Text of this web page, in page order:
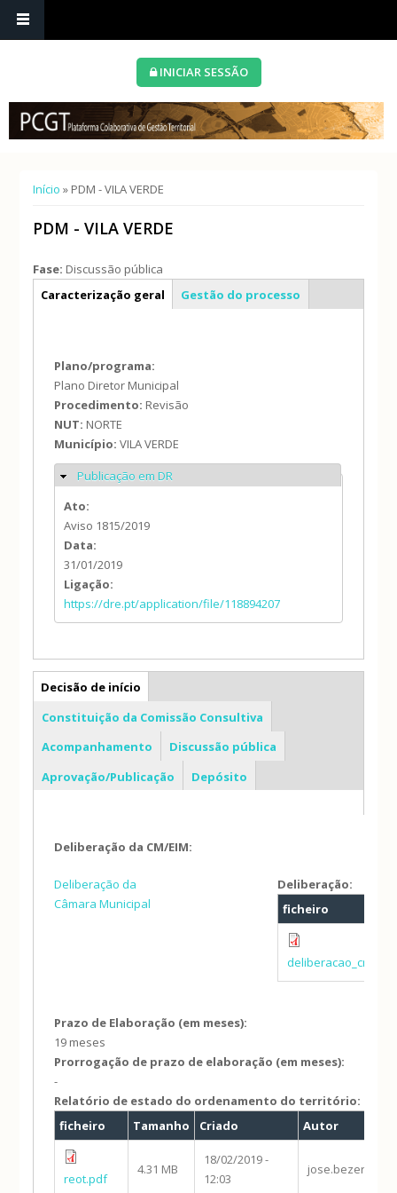
INICIAR SESSÃO
Está aqui
Início » PDM - VILA VERDE
PDM - VILA VERDE
Fase: Discussão pública
Info geral
Caracterização geral Gestão do processo
Plano/programa:
Plano Diretor Municipal
Procedimento: Revisão
NUT: NORTE
Município:VILA VERDE
Ocultar
Publicação em DR
Ato:
Aviso 1815/2019
Data:
31/01/2019
Ligação:
https://dre.pt/application/file/118894207
PDM
Decisão de início
Constituição da Comissão Consultiva
Acompanhamento
Discussão pública
Aprovação/Publicação
Depósito
Deliberação da CM/EIM:
Deliberação da
Câmara Municipal
Deliberação:
ficheiro
Prazo de Elaboração (em meses):
19 meses
Prorrogação de prazo de elaboração (em meses):
-
Relatório de estado do ordenamento do território:
ficheiro
Tamanho Criado Autor
reot.pdf
4.31 MB
18/02/2019 -
12:03
jose.bezerra